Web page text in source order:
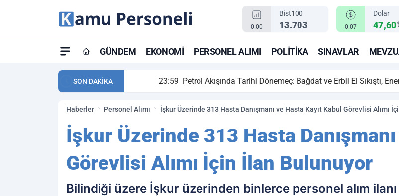
0.00
Bist100
13.703 0.07
Dolar
47,60
GÜNDEM EKONOMI PERSONEL ALIMI POLITIKA SINAVLAR
SON DAKİKA
maç özeti ve golleri! Petrol Akışında Tarihi Dönemeç: Bağdat ve Erbil El Sıkıştı, Enerji
Haberler Personel Alımı İşkur Üzerinde 313 Hasta Danışmanı ve Hasta Kayıt Kabul Görevlisi Alımı
İşkur Üzerinde 313 Hasta
Görevlisi Alımı İçin İlan Bulunuyor
Bilindiği üzere İşkur üzerinden binlerce personel alım